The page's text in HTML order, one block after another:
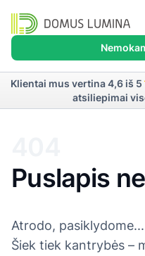
Klientai mus vertina 4,6 iš 5
atsiliepimai
Puslapis
Atrodo,
Šiek tiek kantrybės –